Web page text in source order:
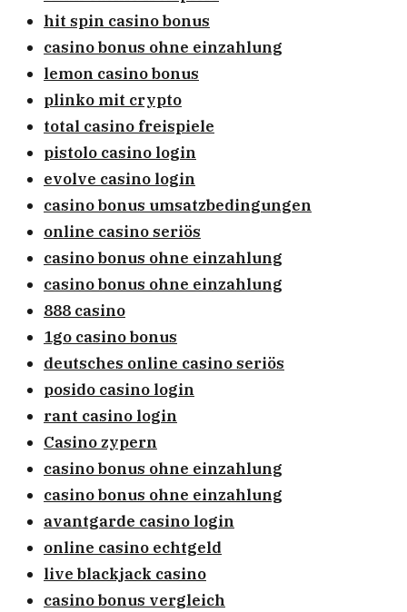
hit spin casino bonus
casino bonus ohne einzahlung
lemon casino bonus
plinko mit crypto
total casino freispiele
pistolo casino login
evolve casino login
casino bonus umsatzbedingungen
online casino seriös
casino bonus ohne einzahlung
casino bonus ohne einzahlung
888 casino
1go casino bonus
deutsches online casino seriös
posido casino login
rant casino login
Casino zypern
casino bonus ohne einzahlung
casino bonus ohne einzahlung
avantgarde casino login
online casino echtgeld
live blackjack casino
casino bonus vergleich